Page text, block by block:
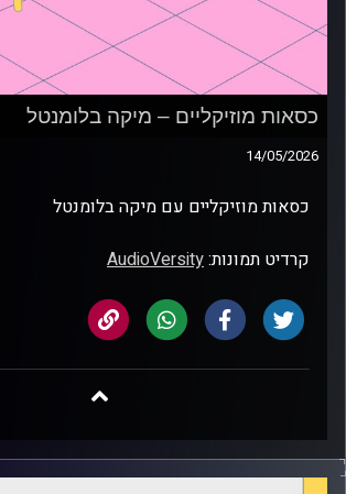
כסאות מוזיקליים – מיקה בלומנטל
14/05/2026
כסאות מוזיקליים עם מיקה בלומנטל
קרדיט תמונות:AudioVersity